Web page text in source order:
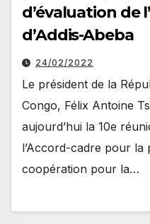
d’évaluation de
d’Addis-Abeba
24/02/2022
Le président de la
Congo, Félix Antoine
aujourd’hui la 10e
l’Accord-cadre pour la
coopération pour la…